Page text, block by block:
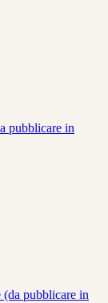
pubblicare in
(da pubblicare in